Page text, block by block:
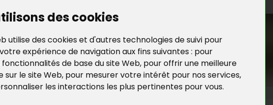
des cookies
utilise des cookies et d'autres technologies de suivi pour
expérience de navigation aux fins suivantes : pour
de base du site Web, pour offrir une meilleure
sur le site Web, pour mesurer votre intérêt pour nos services,
les interactions les plus pertinentes pour vous.
EN YVELINES